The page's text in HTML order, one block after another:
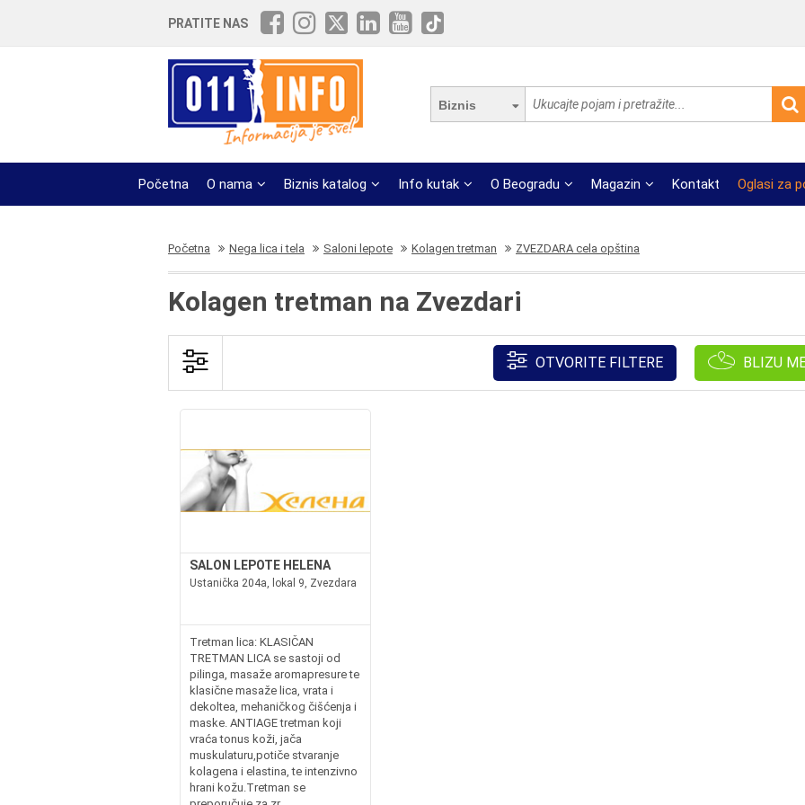
PRATITE NAS
Biznis
Početna O nama Biznis katalog Info kutak O Beogradu Magazin Kontakt Oglasi za
Početna Nega lica i tela Saloni lepote Kolagen tretman ZVEZDARA cela opština
Kolagen tretman na Zvezdari
OTVORITE FILTERE BLIZU
SALON LEPOTE HELENA
Ustanička 204a, lokal 9, Zvezdara
Tretman lica: KLASIČAN
TRETMAN LICA se sastoji od
pilinga, masaže aromapresure te
klasične masaže lica, vrata i
dekoltea, mehaničkog čišćenja i
maske. ANTIAGE tretman koji
vraća tonus koži, jača
muskulaturu,potiče stvaranje
kolagena i elastina, te intenzivno
hrani kožu.Tretman se